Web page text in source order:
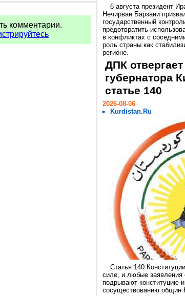
комментарии.
6 августа президент
Нечирван Барзани
государственный
предотвратить
в конфликтах с
роль страны как
регионе.
ДПК
губернатора
статье 140
2026-08-06
Kurdistan.Ru
Статья 140
силе, и любые заявления
подрывают конституцию
сосуществованию общин